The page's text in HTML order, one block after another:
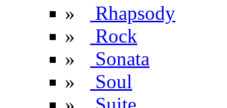
»
Rhapsody
»
Rock
»
Sonata
»
Soul